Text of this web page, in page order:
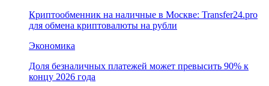
Криптообменник на наличные в Москве: Transfer24.pro
для обмена криптовалюты на рубли
Экономика
Доля безналичных платежей может превысить 90% к
концу 2026 года